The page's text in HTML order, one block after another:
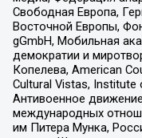
Свободная Европа,
Восточной Европы,
gGmbH, Мобильная
демократии и
Копелева, American
Cultural Vistas, Institute
Антивоенное
международных
им Питера Мунка,